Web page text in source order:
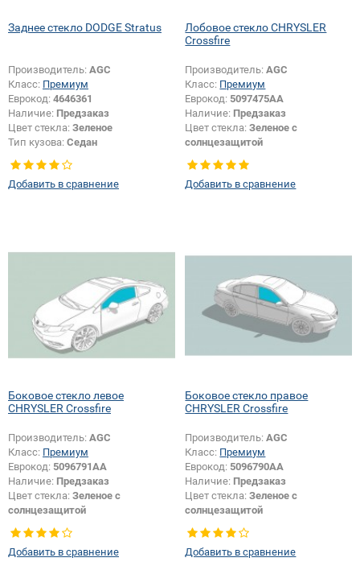
Заднее стекло DODGE Stratus
Производитель: AGC
Класс: Премиум
Еврокод: 4646361
Наличие: Предзаказ
Цвет стекла: Зеленое
Тип кузова: Седан
Добавить в сравнение
Лобовое стекло CHRYSLER
Crossfire
Производитель:AGC
Класс: Премиум
Еврокод: 5097475AA
Наличие: Предзаказ
Цвет стекла:Зеленое с
солнцезащитой
Добавить в сравнение
Боковое стекло левое
CHRYSLER Crossfire
Производитель: AGC
Класс: Премиум
Еврокод: 5096791AA
Наличие: Предзаказ
Цвет стекла: Зеленое с
солнцезащитой
Тип стекла: Боковое стекло левое
Добавить в сравнение
Боковое стекло правое
CHRYSLER Crossfire
Производитель:AGC
Класс: Премиум
Еврокод: 5096790AA
Наличие: Предзаказ
Цвет стекла:Зеленое с
солнцезащитой
Тип стекла:Боковое стекло
правое
Добавить в сравнение